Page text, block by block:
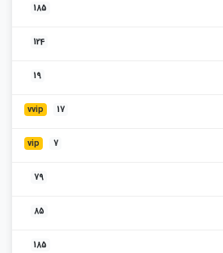
185
124
19
vvip 17
vip 7
79
85
185